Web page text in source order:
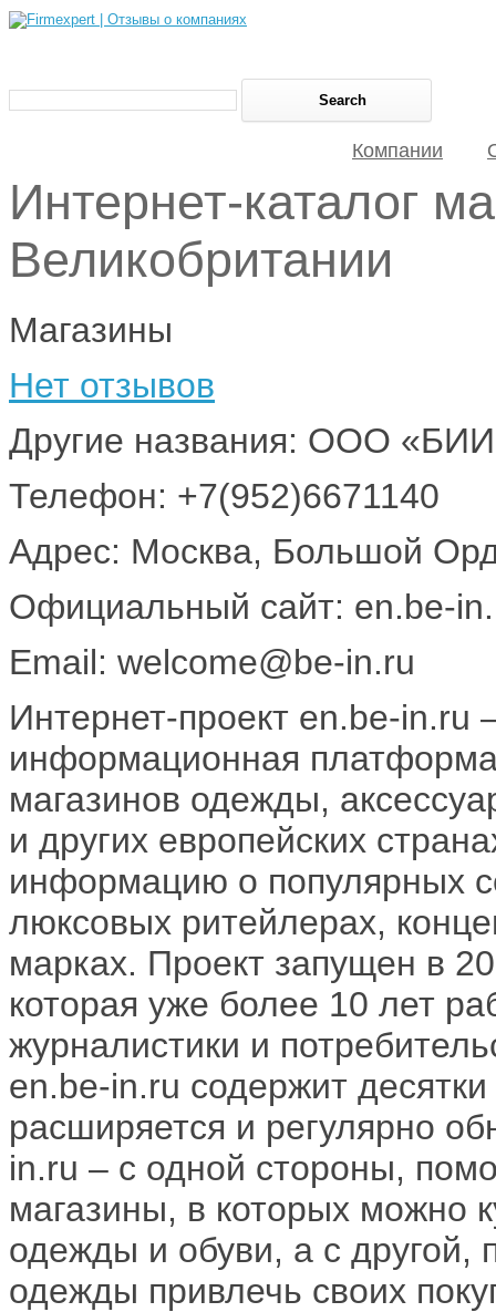
Компании
Интернет-каталог
Великобритании
Магазины
Нет отзывов
Другие названия: ООО
Телефон: +7(952)6671140
Адрес: Москва, Большой
Официальный сайт: en.be-
Email: welcome@be-in.ru
Интернет-проект en.be-in.ru
информационная
магазинов одежды,
и других европейских
информацию о популярных
люксовых ритейлерах,
марках. Проект запущен в
которая уже более 10 лет
журналистики и
en.be-in.ru содержит
расширяется и регулярно
in.ru – с одной стороны,
магазины, в которых можно
одежды и обуви, а с другой,
одежды привлечь своих